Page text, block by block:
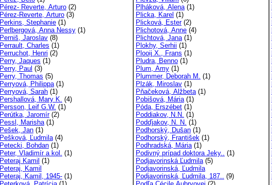
Pérez- Reverte, Arturo (2)
Pérez-Reverte, Arturo (3)
Perkins, Stephanie (1)
Perlbergová, Anna Nessy (1)
Perniš, Jaroslav (8)
Perrault, Charles (1)
Perruchot, Henri (2)
Perry, Jaques (1)
Perry, Paul (3)
Perry, Thomas (5)
Perryová, Philippa(1)
Perryová, Sarah (1)
Pershallová, Mary K. (4)
Persson, Leif G.W. (1)
Perútka, Jaromír(2)
Pessl, Marisha(1)
Pešek, Jan (1)
Pešková, Ľudmila(4)
Petecki, Bohdan (1)
Peter, Vladimír a kol. (1)
Peteraj Kamil (1)
Peteraj, Kamil
Peteraj, Kamil, 1945- (1)
Plháková, Alena(1)
Plicka, Karel (1)
Plicková, Ester(2)
Plichotová, Anne (4)
Plichtová, Jana(1)
Plokhy, Serhii (1)
Plooij X., Frans (1)
Pludra, Benno (1)
Plum, Amy (1)
Plummer, Deborah M. (1)
Plzák, Miroslav (1)
Pňačeková, Alžbeta(1)
Pobišová, Mária(1)
Póda, Erszébet (1)
Poddiakov, N.N. (1)
Podďjakov, N. N. (1)
Podhorský, Dušan (1)
Podhorský, František (1)
Podhradská, Mária(1)
Podivný prípad doktora Jeky.. (1)
Podjavorinská Ľudmila(5)
Podjavorinská, Ľudmila
Podjavorinská, Ľudmila, 187.. (9)